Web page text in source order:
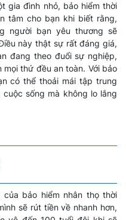
gia đình nhỏ, bảo hiểm thời
tâm cho bạn khi biết rằng,
người bạn yêu thương sẽ
này thật sự rất đáng giá,
đang theo đuổi sự nghiệp,
thứ đều an toàn. Với bảo
có thể thoải mái tập trung
sống mà không lo lắng
bảo hiểm nhân thọ thời
sẽ rút tiền về nhanh hơn,